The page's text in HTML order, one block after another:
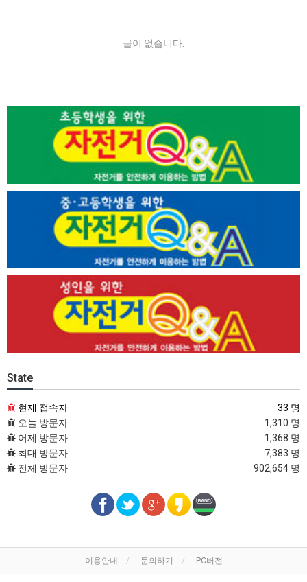
글이 없습니다.
State
현재 접속자
33 명
오늘 방문자
1,310 명
어제 방문자
1,368 명
최대 방문자
7,383 명
전체 방문자
902,654 명
이용안내 문의하기 PC버전